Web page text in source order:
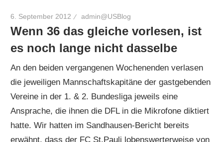
6. September 2012 admin@USBlog
Wenn 36 das gleiche vorlesen, ist
es noch lange nicht dasselbe
An den beiden vergangenen Wochenenden verlasen
die jeweiligen Mannschaftskapitäne der gastgebenden
Vereine in der 1. & 2. Bundesliga jeweils eine
Ansprache, die ihnen die DFL in die Mikrofone diktiert
hatte. Wir hatten im Sandhausen-Bericht bereits
erwähnt, dass der FC St.Pauli lobenswerterweise von